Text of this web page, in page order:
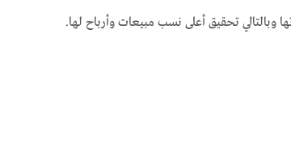
وبالتالي تحقيق أعلى نسب مبيعات وأرباح لها.